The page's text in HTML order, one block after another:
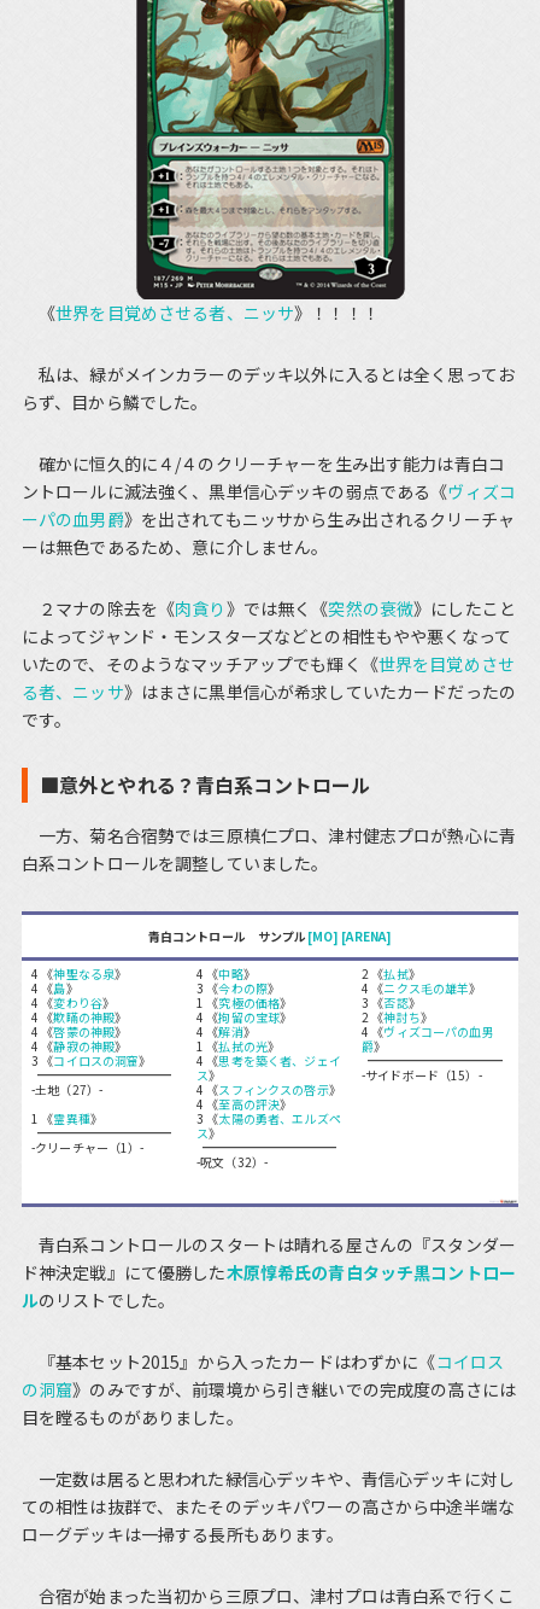
《世界を目覚めさせる者、ニッサ》！！！！
私は、緑がメインカラーのデッキ以外に入るとは全く思ってお
らず、目から鱗でした。
確かに恒久的に４/４のクリーチャーを生み出す能力は青白コ
ントロールに滅法強く、黒単信心デッキの弱点である《ヴィズコ
ーパの血男爵》を出されてもニッサから生み出されるクリーチャ
ーは無色であるため、意に介しません。
２マナの除去を《肉貪り 》では無く《突然の衰微》にしたこと
によってジャンド・モンスターズなどとの相性もやや悪くなって
いたので、そのようなマッチアップでも輝く《世界を目覚めさせ
る者、ニッサ》はまさに黒単信心が希求していたカードだったの
です。
■意外とやれる？青白系コントロール
一方、菊名合宿勢では三原槙仁プロ、津村健志プロが熱心に青
白系コントロールを調整していました。
青白コントロール サンプル [MO] [ARENA]
4 《神聖なる泉》
4 《島》
4 《変わり谷》
4 《欺瞞の神殿》
4 《啓蒙の神殿》
4 《静寂の神殿》
3 《コイロスの洞窟》
-土地（27）-
1 《霊異種》
-クリーチャー（1）-
4 《中略》
3 《今わの際》
1 《究極の価格》
4 《拘留の宝球》
4 《解消》
1 《払拭の光》
4 《思考を築く者、ジェイ
ス》
4 《スフィンクスの啓示》
4 《至高の評決》
3 《太陽の勇者、エルズペ
ス》
-呪文（32）-
2 《払拭》
4 《ニクス毛の雄羊》
3 《否認》
2 《神討ち》
4 《ヴィズコーパの血男
爵》
-サイドボード（15）-
青白系コントロールのスタートは晴れる屋さんの『スタンダー
ド神決定戦』にて優勝した木原惇希氏の青白タッチ黒コントロー
ルのリストでした。
『基本セット2015』から入ったカードはわずかに《コイロス
の洞窟》のみですが、前環境から引き継いでの完成度の高さには
目を瞠るものがありました。
一定数は居ると思われた緑信心デッキや、青信心デッキに対し
ての相性は抜群で、またそのデッキパワーの高さから中途半端な
ローグデッキは一掃する長所もあります。
合宿が始まった当初から三原プロ、津村プロは青白系で行くこ